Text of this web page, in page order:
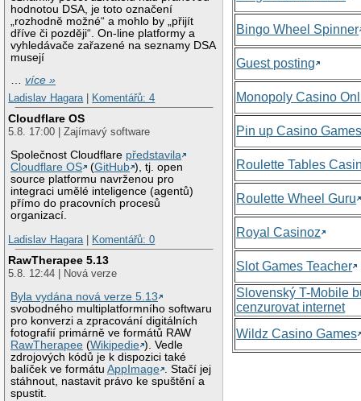
hodnotou DSA, je toto označení
„rozhodně možné“ a mohlo by „přijít
dříve či později“. On-line platformy a
vyhledávače zařazené na seznamy DSA
musejí
…více »
Ladislav Hagara
Komentářů: 4
Cloudflare OS
5.8. 17:00 | Zajímavý software
Společnost Cloudflare představila
Cloudflare OS
(GitHub ), tj. open
source platformu navrženou pro
integraci umělé inteligence (agentů)
přímo do pracovních procesů
organizací.
Ladislav Hagara
Komentářů: 0
RawTherapee 5.13
5.8. 12:44 | Nová verze
Byla vydána nová verze 5.13
svobodného multiplatformního softwaru
pro konverzi a zpracování digitálních
fotografií primárně ve formátů RAW
RawTherapee (Wikipedie ). Vedle
zdrojových kódů je k dispozici také
balíček ve formátuAppImage . Stačí jej
stáhnout, nastavit právo ke spuštění a
spustit.
Bingo Wheel Spinner
Guest posting
Monopoly Casino
Pin up Casino
Roulette Tables
Roulette Wheel Guru
Royal Casinoz
Slot Games Teacher
Slovenský T-Mobile
cenzurovat internet
Wildz Casino Games